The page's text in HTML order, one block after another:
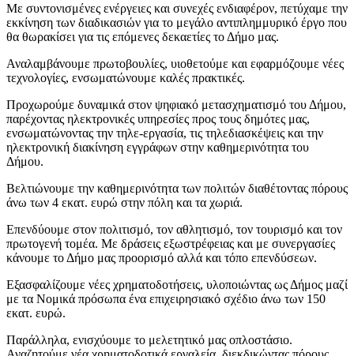
Με συντονισμένες ενέργειες και συνεχές ενδιαφέρον, πετύχαμε την
εκκίνηση των διαδικασιών για το μεγάλο αντιπλημμυρικό έργο που
θα θωρακίσει για τις επόμενες δεκαετίες το Δήμο μας.
Αναλαμβάνουμε πρωτοβουλίες, υιοθετούμε και εφαρμόζουμε νέες
τεχνολογίες, ενσωματώνουμε καλές πρακτικές.
Προχωρούμε δυναμικά στον ψηφιακό μετασχηματισμό του Δήμου,
παρέχοντας ηλεκτρονικές υπηρεσίες προς τους δημότες μας,
ενσωματώνοντας την τηλε-εργασία, τις τηλεδιασκέψεις και την
ηλεκτρονική διακίνηση εγγράφων στην καθημερινότητα του
Δήμου.
Βελτιώνουμε την καθημερινότητα των πολιτών διαθέτοντας πόρους
άνω των 4 εκατ. ευρώ στην πόλη και τα χωριά.
Επενδύουμε στον πολιτισμό, τον αθλητισμό, τον τουρισμό και τον
πρωτογενή τομέα. Με δράσεις εξωστρέφειας και με συνεργασίες
κάνουμε το Δήμο μας προορισμό αλλά και τόπο επενδύσεων.
Εξασφαλίζουμε νέες χρηματοδοτήσεις, υλοποιώντας ως Δήμος μαζί
με τα Νομικά πρόσωπα ένα επιχειρησιακό σχέδιο άνω των 150
εκατ. ευρώ.
Παράλληλα, ενισχύουμε το μελετητικό μας οπλοστάσιο.